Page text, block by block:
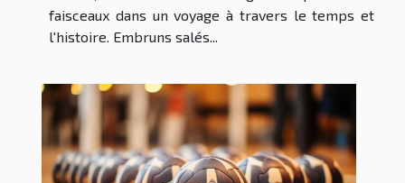
faisceaux dans un voyage à travers le temps et
l'histoire. Embruns salés...